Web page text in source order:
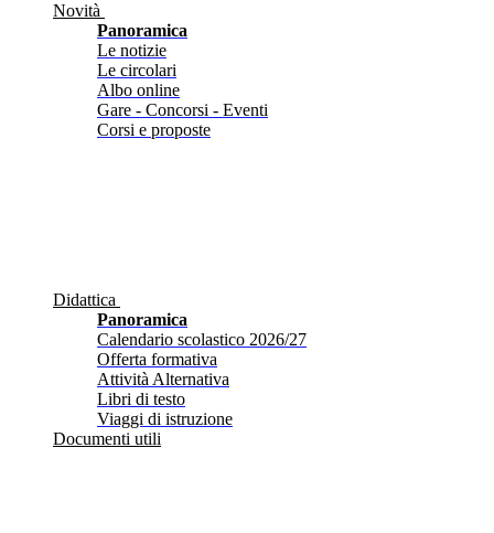
Novità
Panoramica
Le notizie
Le circolari
Albo online
Gare - Concorsi - Eventi
Corsi e proposte
Didattica
Panoramica
Calendario scolastico 2026/27
Offerta formativa
Attività Alternativa
Libri di testo
Viaggi di istruzione
Documenti utili